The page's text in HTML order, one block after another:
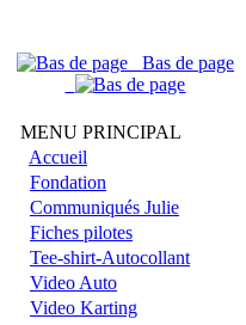
Bas de page
MENU PRINCIPAL
Accueil
Fondation
Communiqués Julie
Fiches pilotes
Tee-shirt-Autocollant
Video Auto
Video Karting